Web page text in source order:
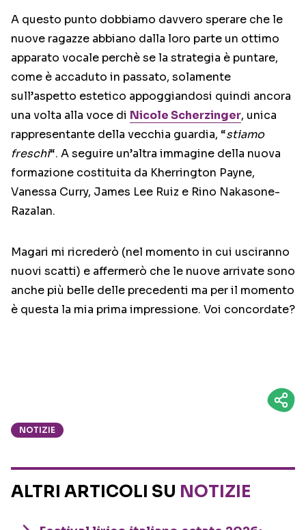
A questo punto dobbiamo davvero sperare che le
nuove ragazze abbiano dalla loro parte un ottimo
apparato vocale perchè se la strategia è puntare,
come è accaduto in passato, solamente
sull’aspetto estetico appoggiandosi quindi ancora
una volta alla voce di Nicole Scherzinger, unica
rappresentante della vecchia guardia, “stiamo
freschi“. A seguire un’altra immagine della nuova
formazione costituita da Kherrington Payne,
Vanessa Curry, James Lee Ruiz e Rino Nakasone-
Razalan.
Magari mi ricrederò (nel momento in cui usciranno
nuovi scatti) e affermerò che le nuove arrivate sono
anche più belle delle precedenti ma per il momento
è questa la mia prima impressione. Voi concordate?
NOTIZIE
ALTRI ARTICOLI SU NOTIZIE